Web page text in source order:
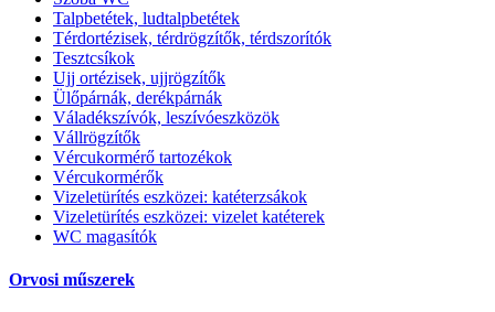
Talpbetétek, ludtalpbetétek
Térdortézisek, térdrögzítők, térdszorítók
Tesztcsíkok
Ujj ortézisek, ujjrögzítők
Ülőpárnák, derékpárnák
Váladékszívók, leszívóeszközök
Vállrögzítők
Vércukormérő tartozékok
Vércukormérők
Vizeletürítés eszközei: katéterzsákok
Vizeletürítés eszközei: vizelet katéterek
WC magasítók
Orvosi műszerek